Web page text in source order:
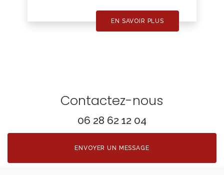
EN SAVOIR PLUS
Contactez-nous
06 28 62 12 04
ENVOYER UN MESSAGE